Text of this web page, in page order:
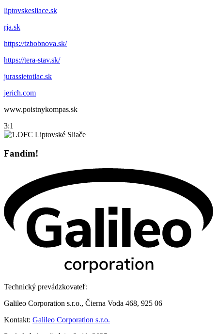
liptovskesliace.sk
rja.sk
https://tzbobnova.sk/
https://tera-stav.sk/
jurassietotlac.sk
jerich.com
www.poistnykompas.sk
3:1
Fandím!
Technický prevádzkovateľ:
Galileo Corporation s.r.o., Čierna Voda 468, 925 06
Kontakt: Galileo Corporation s.r.o.